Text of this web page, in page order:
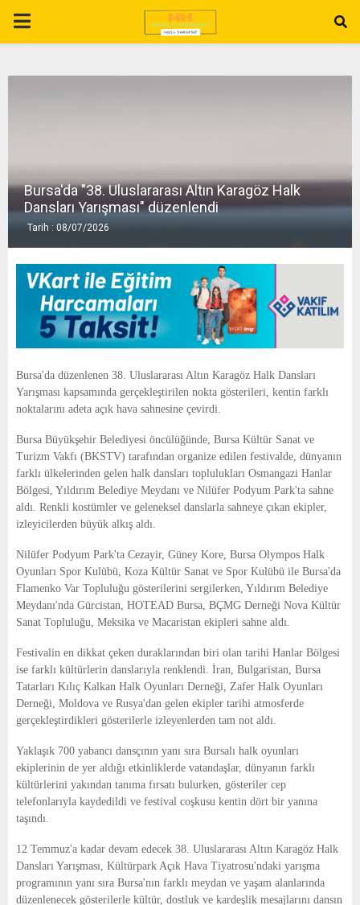
P
A
E
N
U
Bursa'da "38. Uluslararası Altın Karagöz Halk
Dansları Yarışması" düzenlendi
Tarih : 08/07/2026
Bursa'da düzenlenen 38. Uluslararası Altın Karagöz Halk Dansları
Yarışması kapsamında gerçekleştirilen nokta gösterileri, kentin farklı
noktalarını adeta açık hava sahnesine çevirdi.
Bursa Büyükşehir Belediyesi öncülüğünde, Bursa Kültür Sanat ve
Turizm Vakfı (BKSTV) tarafından organize edilen festivalde, dünyanın
farklı ülkelerinden gelen halk dansları toplulukları Osmangazi Hanlar
Bölgesi, Yıldırım Belediye Meydanı ve Nilüfer Podyum Park'ta sahne
aldı. Renkli kostümler ve geleneksel danslarla sahneye çıkan ekipler,
izleyicilerden büyük alkış aldı.
Nilüfer Podyum Park'ta Cezayir, Güney Kore, Bursa Olympos Halk
Oyunları Spor Kulübü, Koza Kültür Sanat ve Spor Kulübü ile Bursa'da
Flamenko Var Topluluğu gösterilerini sergilerken, Yıldırım Belediye
Meydanı'nda Gürcistan, HOTEAD Bursa, BÇMG Derneği Nova Kültür
Sanat Topluluğu, Meksika ve Macaristan ekipleri sahne aldı.
Festivalin en dikkat çeken duraklarından biri olan tarihi Hanlar Bölgesi
ise farklı kültürlerin danslarıyla renklendi. İran, Bulgaristan, Bursa
Tatarları Kılıç Kalkan Halk Oyunları Derneği, Zafer Halk Oyunları
Derneği, Moldova ve Rusya'dan gelen ekipler tarihi atmosferde
gerçekleştirdikleri gösterilerle izleyenlerden tam not aldı.
Yaklaşık 700 yabancı dansçının yanı sıra Bursalı halk oyunları
ekiplerinin de yer aldığı etkinliklerde vatandaşlar, dünyanın farklı
kültürlerini yakından tanıma fırsatı bulurken, gösteriler cep
telefonlarıyla kaydedildi ve festival coşkusu kentin dört bir yanına
taşındı.
12 Temmuz'a kadar devam edecek 38. Uluslararası Altın Karagöz Halk
Dansları Yarışması, Kültürpark Açık Hava Tiyatrosu'ndaki yarışma
programının yanı sıra Bursa'nın farklı meydan ve yaşam alanlarında
düzenlenecek gösterilerle kültür, dostluk ve kardeşlik mesajlarını dansın